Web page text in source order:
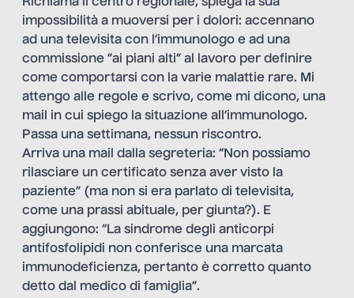
Richiama il centro regionale, spiega la sua
impossibilità a muoversi per i dolori: accennano
ad una televisita con l’immunologo e ad una
commissione ”ai piani alti” al lavoro per definire
come comportarsi con la varie malattie rare. Mi
attengo alle regole e scrivo, come mi dicono, una
mail in cui spiego la situazione all’immunologo.
Passa una settimana, nessun riscontro.
Arriva una mail dalla segreteria: “Non possiamo
rilasciare un certificato senza aver visto la
paziente” (ma non si era parlato di televisita,
come una prassi abituale, per giunta?). E
aggiungono: “La sindrome degli anticorpi
antifosfolipidi non conferisce una marcata
immunodeficienza, pertanto è corretto quanto
detto dal medico di famiglia”.